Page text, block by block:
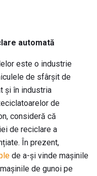
automată
este o industrie
de sfârșit de
și în industria
de
consideră că
de reciclare a
În prezent,
de a-și vinde mașinile
de gunoi pe